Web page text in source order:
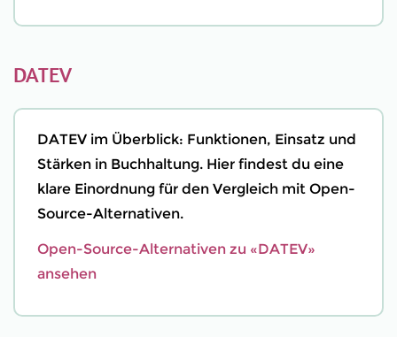
DATEV
DATEV im Überblick: Funktionen, Einsatz und
Stärken in Buchhaltung. Hier findest du eine
klare Einordnung für den Vergleich mit Open-
Source-Alternativen.
Open-Source-Alternativen zu «DATEV»
ansehen